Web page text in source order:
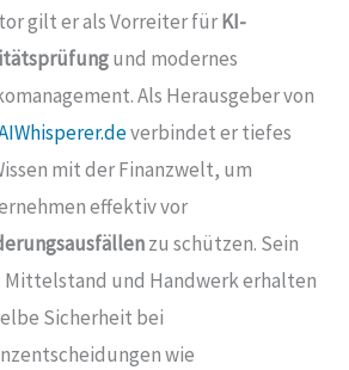
gilt er als Vorreiter fürKI-
und modernes
Als Herausgeber von
verbindet er tiefes
mit der Finanzwelt, um
effektiv vor
zu schützen. Sein
Mittelstand und Handwerk erhalten
Sicherheit bei
wie